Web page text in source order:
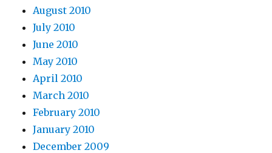
August 2010
July 2010
June 2010
May 2010
April 2010
March 2010
February 2010
January 2010
December 2009